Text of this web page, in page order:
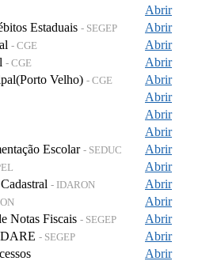
Abrir
Estaduais - SEGEP
Abrir
- CGE
Abrir
- CGE
Abrir
Velho) - CGE
Abrir
Abrir
Abrir
Abrir
Escolar - SEDUC
Abrir
Abrir
- IDARON
Abrir
Abrir
Notas Fiscais - SEGEP
Abrir
DARE - SEGEP
Abrir
Abrir